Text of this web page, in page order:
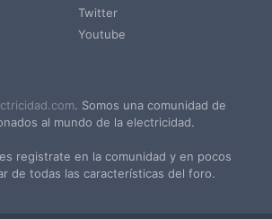
Twitter
Youtube
. Somos una comunidad de
al mundo de la electricidad.
registrate en la comunidad y en pocos
de todas las características del foro.